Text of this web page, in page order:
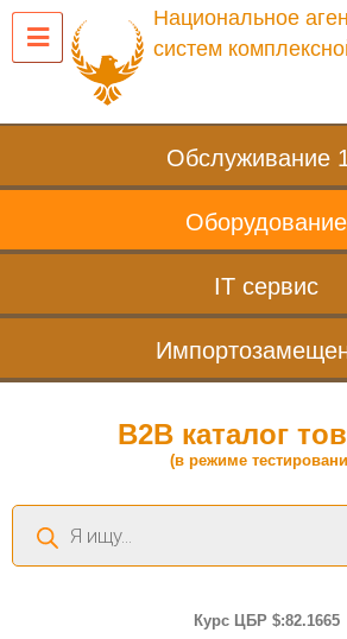
Национальное
систем
Обслуживание
Оборудование
IT сервис
B2B каталог
(в режиме
Поиск
товаров
Курс ЦБР $:82.1665